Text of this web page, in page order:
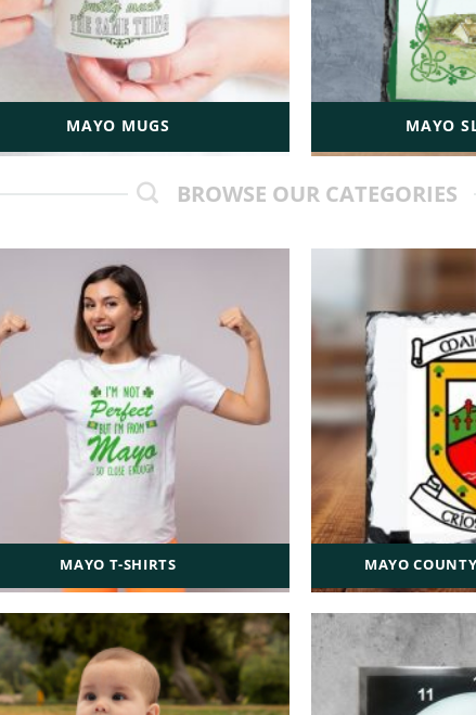
MAYO MUGS MAYO
BROWSE OUR CATEGORIES
MAYO T-SHIRTS MAYO